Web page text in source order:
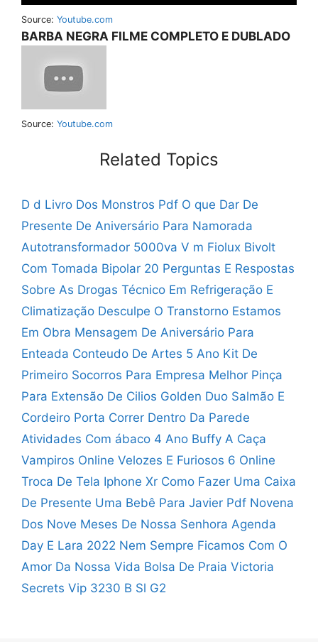
Source: Youtube.com
BARBA NEGRA FILME COMPLETO E DUBLADO
Source: Youtube.com
Related Topics
D d Livro Dos Monstros Pdf O que Dar De
Presente De Aniversário Para Namorada
Autotransformador 5000va V m Fiolux Bivolt
Com Tomada Bipolar 20 Perguntas E Respostas
Sobre As Drogas Técnico Em Refrigeração E
Climatização Desculpe O Transtorno Estamos
Em Obra Mensagem De Aniversário Para
Enteada Conteudo De Artes 5 Ano Kit De
Primeiro Socorros Para Empresa Melhor Pinça
Para Extensão De Cilios Golden Duo Salmão E
Cordeiro Porta Correr Dentro Da Parede
Atividades Com ábaco 4 Ano Buffy A Caça
Vampiros Online Velozes E Furiosos 6 Online
Troca De Tela Iphone Xr Como Fazer Uma Caixa
De Presente Uma Bebê Para Javier Pdf Novena
Dos Nove Meses De Nossa Senhora Agenda
Day E Lara 2022 Nem Sempre Ficamos Com O
Amor Da Nossa Vida Bolsa De Praia Victoria
Secrets Vip 3230 B Sl G2